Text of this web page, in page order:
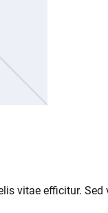
vitae efficitur. Sed